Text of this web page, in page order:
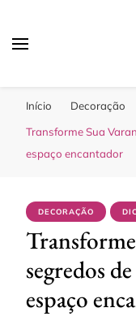
Início
Decoração
Transforme Sua
espaço encantador
DECORAÇÃO
segredos
espaço